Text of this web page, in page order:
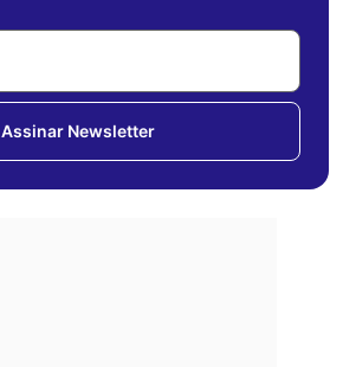
Assinar Newsletter